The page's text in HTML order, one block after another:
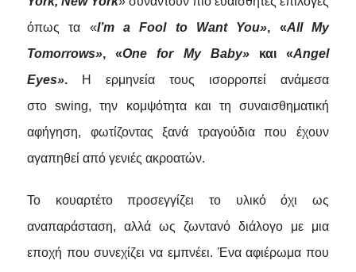
όπως
τα «I’m a Fool to Want You», «All My
Tomorrows»,«One for My Baby» και «Angel
Eyes».
Η ερμηνεία τους ισορροπεί ανάμεσα
στοswing, την κομψότητα και τη συναισθηματική
αφήγηση, φωτίζοντας ξανά τραγούδια που έχουν
αγαπηθεί από γενιές ακροατών.
Το κουαρτέτο προσεγγίζει το υλικό όχι ως
αναπαράσταση, αλλά ως ζωντανό διάλογο με μια
εποχή που συνεχίζει να εμπνέει. Ένα αφιέρωμα που